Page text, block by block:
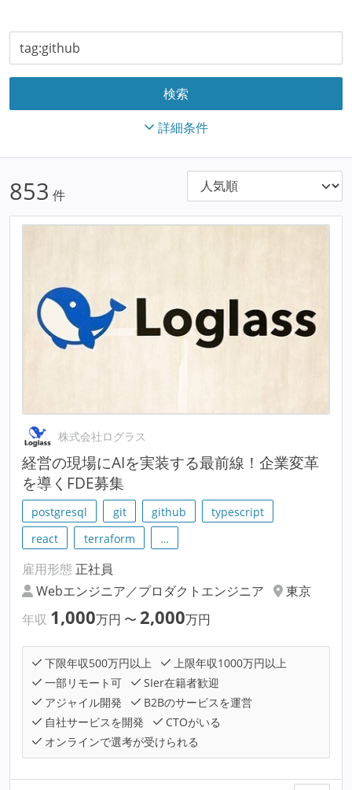
詳細条件
853 件
株式会社ログラス
経営の現場にAIを実装する最前線！企業変革
を導くFDE募集
postgresql git github
typescript
react
terraform …
雇用形態 正社員
Webエンジニア／プロダクトエンジニア
東京
年収 1,000万円 〜 2,000万円
下限年収500万円以上
上限年収1000万円以上
一部リモート可
SIer在籍者歓迎
アジャイル開発
B2Bのサービスを運営
自社サービスを開発
CTOがいる
オンラインで選考が受けられる